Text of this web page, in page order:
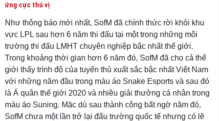
ứng cực thú vị
Như thông báo mới nhất, SofM đã chính thức rời khỏi khu
vực LPL sau hơn 6 năm thi đấu tại một trong những môi
trường thi đấu LMHT chuyên nghiệp bậc nhất thế giới.
Trong khoảng thời gian hơn 6 năm đó, SofM đã cho cả thế
giới thấy trình độ của tuyển thủ xuất sắc bậc nhất Việt Nam
với những năm đầu trong màu áo Snake Esports và sau đó
là Á quân thế giới 2020 và nhiều giải thưởng cá nhân trong
màu áo Suning. Mặc dù sau thành công bất ngờ năm đó,
SofM chưa một lần trở lại đấu trường quốc tế nhưng có lẽ